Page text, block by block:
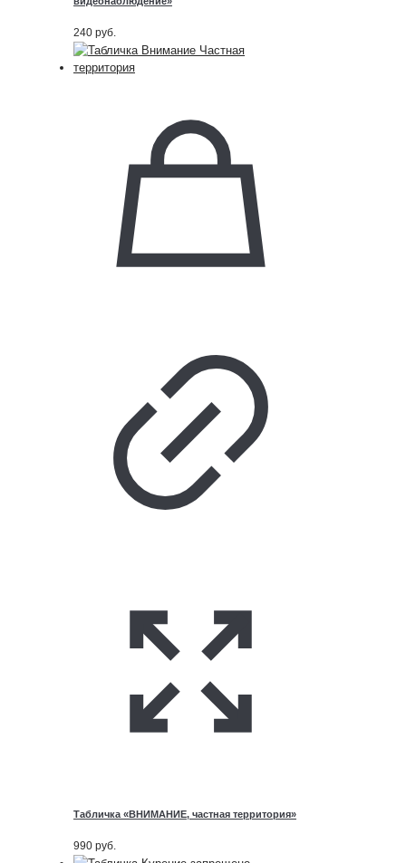
240 руб.
Табличка «ВНИМАНИЕ, частная территория»
990 руб.